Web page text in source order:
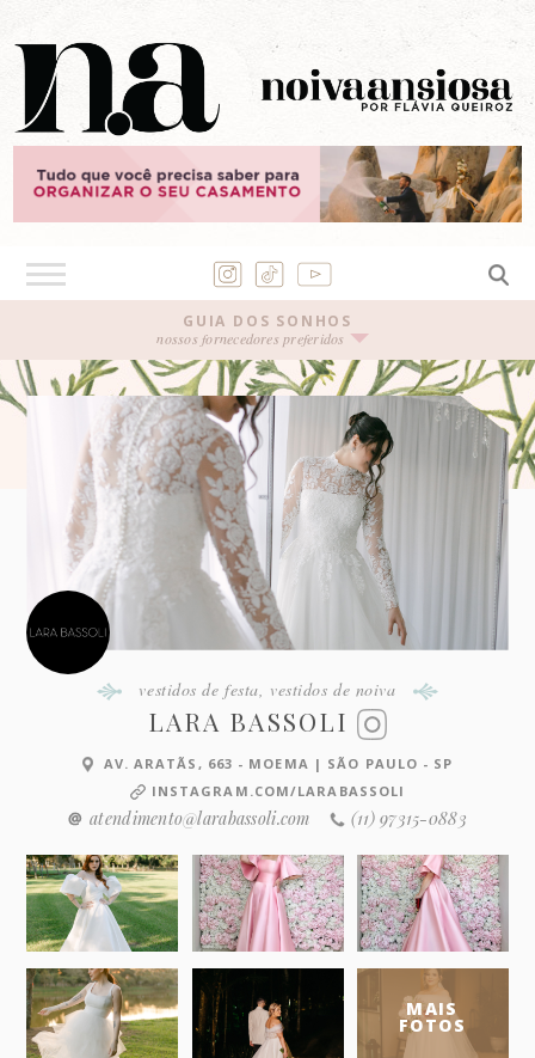
GUIA DOS SONHOS
nossos fornecedores preferidos
vestidos de festa vestidos de noiva
LARA BASSOLI
AV. ARATÃS, 663 - MOEMA | SÃO PAULO - SP
INSTAGRAM.COM/LARABASSOLI
atendimento@larabassoli.com (11) 97315-0883
MAIS
FOTOS